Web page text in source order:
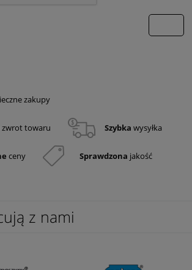
zakupy
towaru Szybka wysyłka
ceny Sprawdzona jakość
z nami